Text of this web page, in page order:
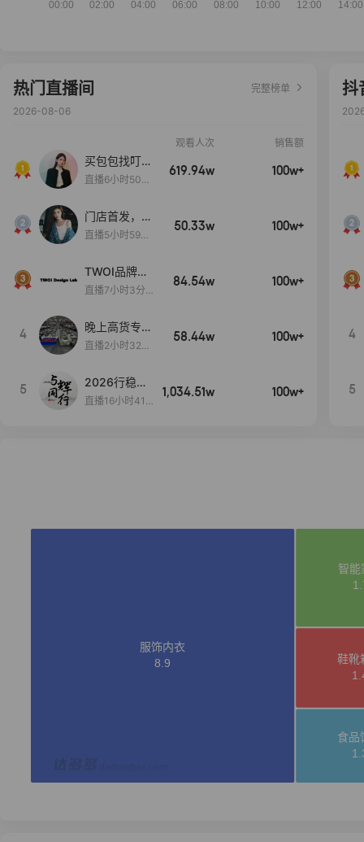
热门直播间
完整榜单
2026-08-06
观看人次 销售额
买包包找叮
当,一折购！
直播6小时50分
619.94w 100w+
门店首发，秋
款大上新！！
直播5小时59分
50.33w 100w+
TWOI品牌直
播间新款上
直播7小时3分5
84.54w 100w+
4
晚上高货专场
大放漏
直播2小时32分
58.44w 100w+
5
2026行稳致
远
直播16小时41
1,034.51w 100w+
抖
4
5